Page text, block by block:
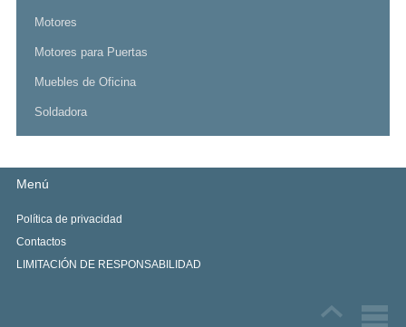
Motores
Motores para Puertas
Muebles de Oficina
Soldadora
Menú
Política de privacidad
Contactos
LIMITACIÓN DE RESPONSABILIDAD